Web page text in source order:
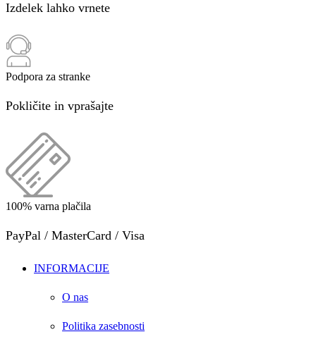
Izdelek lahko vrnete
Podpora za stranke
Pokličite in vprašajte
100% varna plačila
PayPal / MasterCard / Visa
INFORMACIJE
O nas
Politika zasebnosti